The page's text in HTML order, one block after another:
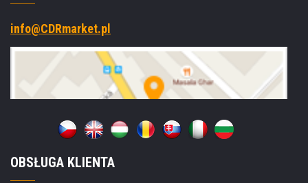
info@CDRmarket.pl
OBSŁUGA KLIENTA